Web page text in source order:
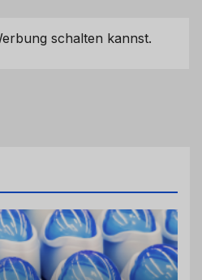
schalten kannst.